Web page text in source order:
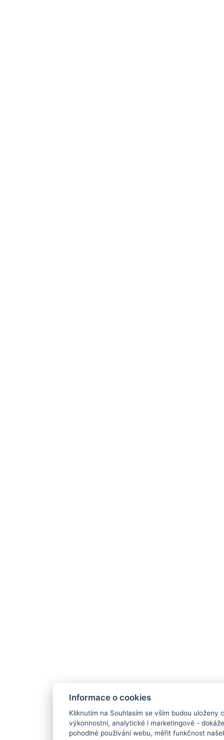
Informace o cookies
Kliknutím na Souhlasím se vším budou uloženy
výkonnostní, analytické i marketingové -
pohodlné používání webu, měřit funkčnost